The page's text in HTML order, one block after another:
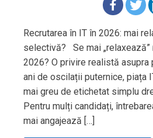
Recrutarea în IT în 2026: mai
selectivă? Se mai „relaxează”
2026? O privire realistă asupra
ani de oscilații puternice, piața
mai greu de etichetat simplu
Pentru mulți candidați,
mai angajează […]